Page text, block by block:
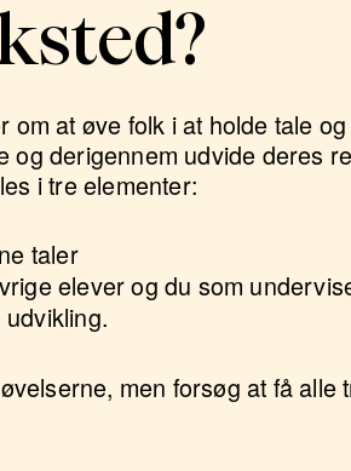
at øve folk i at holde tale
derigennem udvide deres
i tre elementer:
taler
elever og du som
men forsøg at få